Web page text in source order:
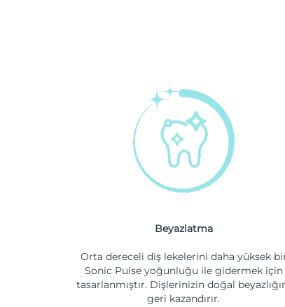
Beyazlatma
Orta dereceli diş lekelerini daha yüksek
Sonic Pulse yoğunluğu ile gidermek için
tasarlanmıştır. Dişlerinizin doğal
geri kazandırır.